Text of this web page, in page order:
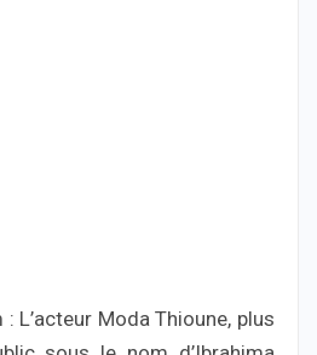
: L’acteur Moda Thioune, plus